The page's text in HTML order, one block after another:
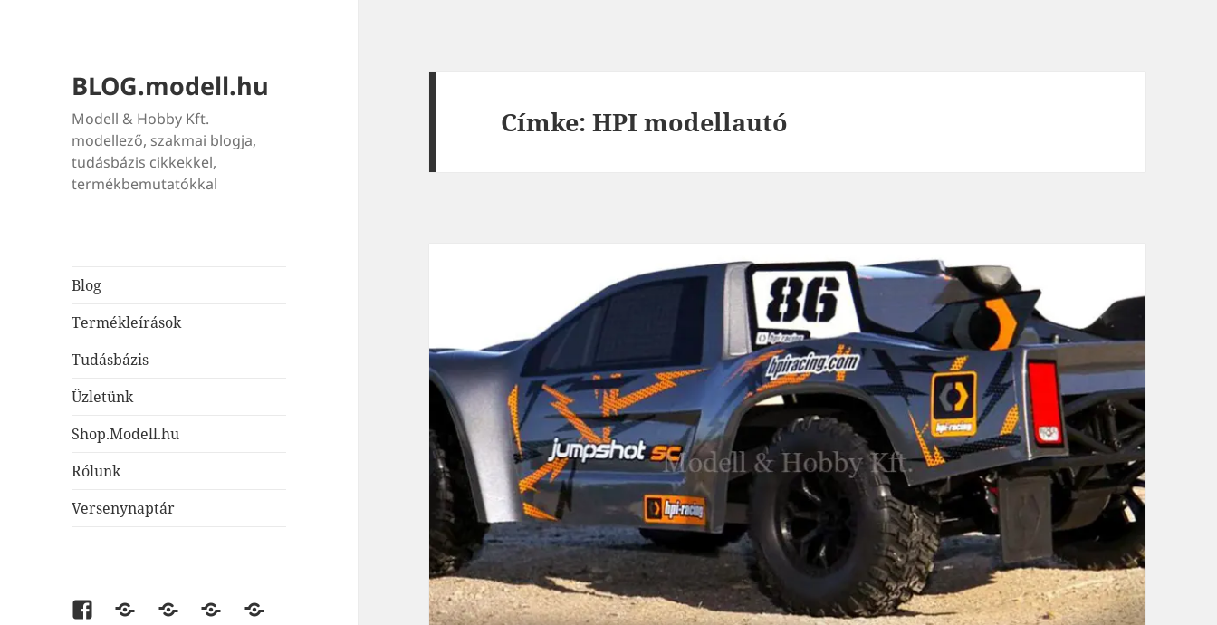
BLOG.modell.hu
Modell & Hobby Kft.
modellező, szakmai blogja,
tudásbázis cikkekkel,
termékbemutatókkal
Blog
Termékleírások
Tudásbázis
Üzletünk
Shop.Modell.hu
Rólunk
Versenynaptár
Facebookshop.modell.hu
AirsoftOne.hu
JátékNet.huJátékBolt.hu
Címke:HPI modellautó